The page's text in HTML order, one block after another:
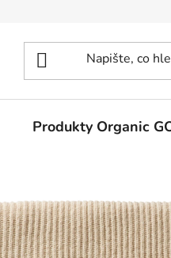
Produkty Organic